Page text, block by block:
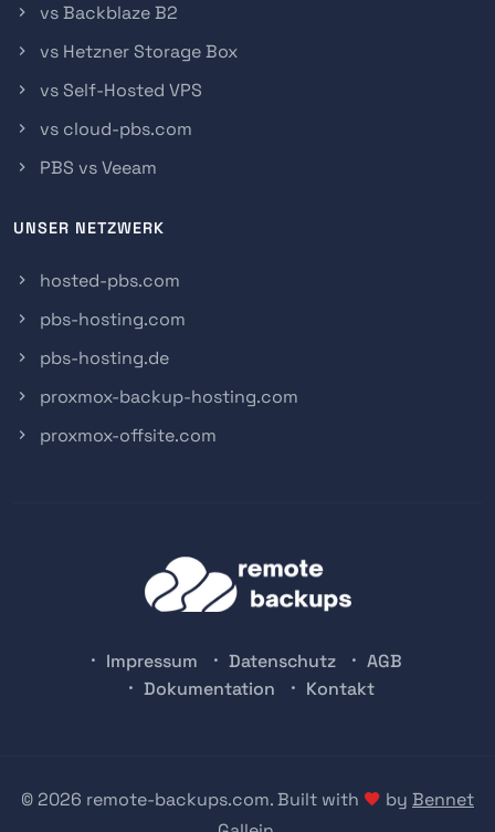
vs Backblaze B2
vs Hetzner Storage Box
vs Self-Hosted VPS
vs cloud-pbs.com
PBS vs Veeam
UNSER NETZWERK
hosted-pbs.com
pbs-hosting.com
pbs-hosting.de
proxmox-backup-hosting.com
proxmox-offsite.com
Impressum Datenschutz
AGB
Dokumentation
Kontakt
© 2026 remote-backups.com. Built with by Bennet